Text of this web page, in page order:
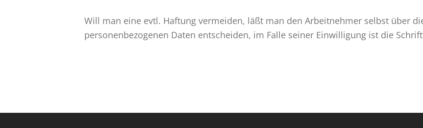
Will man eine evtl. Haftung vermeiden, läßt man den Arbeitnehmer selbst über
personenbezogenen Daten entscheiden, im Falle seiner Einwilligung ist die